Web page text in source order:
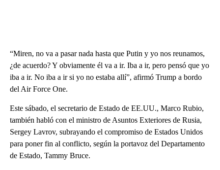
“Miren, no va a pasar nada hasta que Putin y yo nos reunamos,
¿de acuerdo? Y obviamente él va a ir. Iba a ir, pero pensó que yo
iba a ir. No iba a ir si yo no estaba allí”, afirmó Trump a bordo
del Air Force One.
Este sábado, el secretario de Estado de EE.UU., Marco Rubio,
también habló con el ministro de Asuntos Exteriores de Rusia,
Sergey Lavrov, subrayando el compromiso de Estados Unidos
para poner fin al conflicto, según la portavoz del Departamento
de Estado, Tammy Bruce.